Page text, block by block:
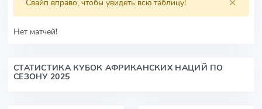
Нет матчей!
СТАТИСТИКА КУБОК АФРИКАНСКИХ НАЦИЙ ПО
СЕЗОНУ 2025